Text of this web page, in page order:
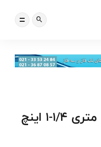
کف کش دو جداره ۹۰ متری ۱/۴-۱ اینچ